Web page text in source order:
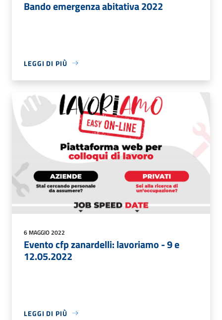
Bando emergenza abitativa 2022
LEGGI DI PIÙ
6 MAGGIO 2022
Evento cfp zanardelli: lavoriamo - 9 e
12.05.2022
LEGGI DI PIÙ